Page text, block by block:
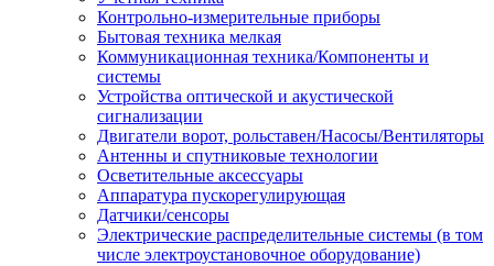
Контрольно-измерительные приборы
Бытовая техника мелкая
Коммуникационная техника/Компоненты и
системы
Устройства оптической и акустической
сигнализации
Двигатели ворот, рольставен/Насосы/Вентиляторы
Антенны и спутниковые технологии
Осветительные аксессуары
Аппаратура пускорегулирующая
Датчики/сенсоры
Электрические распределительные системы (в том
числе электроустановочное оборудование)